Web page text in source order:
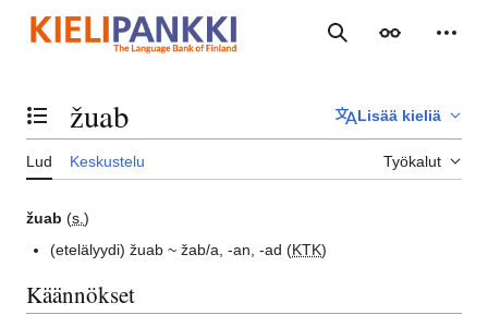
sisältöön
Haku Ulkoasu
Vaihda sisällysluettelo
žuab Lisää kieliä
Lud Keskustelu Työkalut
žuab (s. )
(etelälyydi)žuab ~ žab/a, -an, -ad (KTK)
Käännökset